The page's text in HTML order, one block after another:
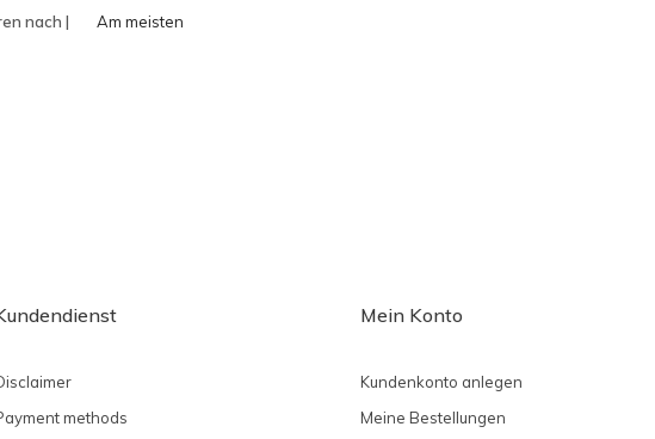
nach |
Am meisten
methods
Mein Konto
Kundenkonto anlegen
Meine Bestellungen